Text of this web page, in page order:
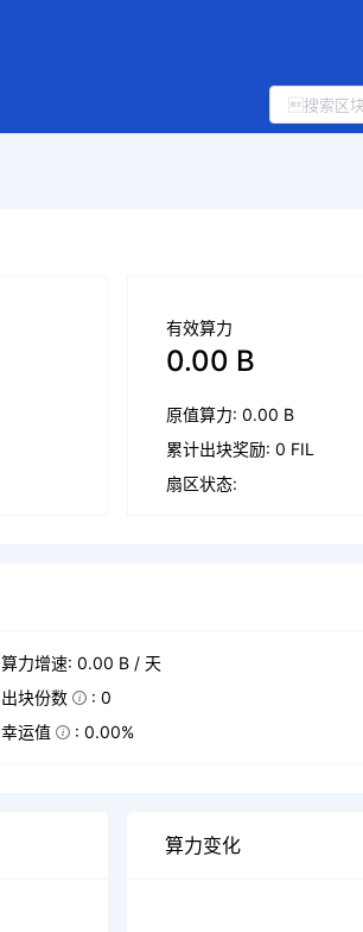
有效算力
0.00 B
原值算力: 0.00 B
累计出块奖励: 0 FIL
扇区状态:
算力增速: 0.00 B / 天
出块份数 : 0
幸运值 : 0.00%
算力变化